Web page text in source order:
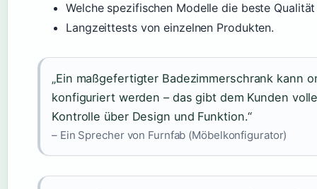
Welche spezifischen Modelle die beste
Langzeittests von einzelnen Produkten.
„Ein maßgefertigter Badezimmerschrank kann
konfiguriert werden – das gibt dem Kunden
Kontrolle über Design und Funktion.“
– Ein Sprecher von Furnfab (Möbelkonfigurator)